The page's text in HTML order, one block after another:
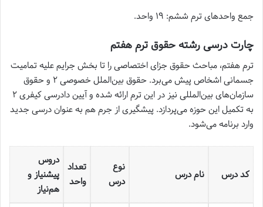
جمع واحدهای ترم ششم: ۱۹ واحد.
چارت درسی رشته حقوق ترم هفتم
ترم هفتم، مباحث حقوق جزای اختصاصی را تا بخش جرایم علیه تمامیت
جسمانی اشخاص پیش می‌برد. حقوق بین‌الملل خصوصی ۲ و حقوق
سازمان‌های بین‌المللی نیز در این ترم ارائه شده و آیین دادرسی کیفری ۲
به تکمیل این حوزه می‌پردازد. پیشگیری از جرم هم به عنوان درسی جدید
وارد برنامه می‌شود.
کد درس نام درس
نوع
درس
تعداد
واحد
دروس
پیشنیاز و
هم‌نیاز